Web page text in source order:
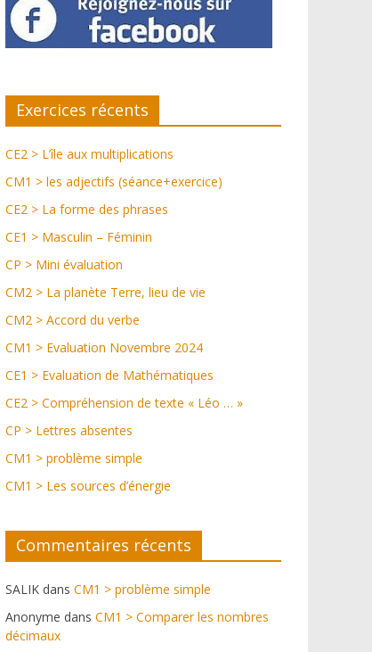
Exercices récents
CE2 > L’île aux multiplications
CM1 > les adjectifs (séance+exercice)
CE2 > La forme des phrases
CE1 > Masculin – Féminin
CP > Mini évaluation
CM2 > La planète Terre, lieu de vie
CM2 > Accord du verbe
CM1 > Evaluation Novembre 2024
CE1 > Evaluation de Mathématiques
CE2 > Compréhension de texte « Léo … »
CP > Lettres absentes
CM1 > problème simple
CM1 > Les sources d’énergie
Commentaires récents
SALIK dans CM1 > problème simple
Anonyme dans CM1 > Comparer les nombres
décimaux